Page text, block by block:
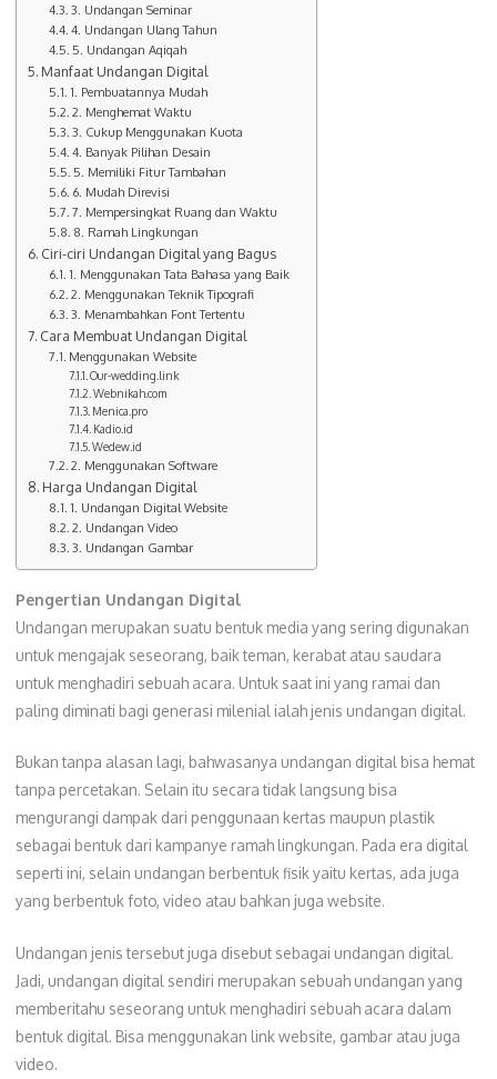
3. Undangan Seminar
4. Undangan Ulang Tahun
5. Undangan Aqiqah
Manfaat Undangan Digital
1. Pembuatannya Mudah
2. Menghemat Waktu
3. Cukup Menggunakan Kuota
4. Banyak Pilihan Desain
5. Memiliki Fitur Tambahan
6. Mudah Direvisi
7. Mempersingkat Ruang dan Waktu
8. Ramah Lingkungan
Ciri-ciri Undangan Digital yang Bagus
1. Menggunakan Tata Bahasa yang Baik
2. Menggunakan Teknik Tipografi
3. Menambahkan Font Tertentu
Cara Membuat Undangan Digital
Menggunakan Website
Our-wedding.link
Webnikah.com
Menica.pro
Kadio.id
Wedew.id
2. Menggunakan Software
Harga Undangan Digital
1. Undangan Digital Website
2. Undangan Video
3. Undangan Gambar
Pengertian Undangan Digital
Undangan merupakan suatu bentuk media yang sering digunakan
untuk mengajak seseorang, baik teman, kerabat atau saudara
untuk menghadiri sebuah acara. Untuk saat ini yang ramai dan
paling diminati bagi generasi milenial ialah jenis undangan digital.
Bukan tanpa alasan lagi, bahwasanya undangan digital bisa hemat
tanpa percetakan. Selain itu secara tidak langsung bisa
mengurangi dampak dari penggunaan kertas maupun plastik
sebagai bentuk dari kampanye ramah lingkungan. Pada era digital
seperti ini, selain undangan berbentuk fisik yaitu kertas, ada juga
yang berbentuk foto, video atau bahkan juga website.
Undangan jenis tersebut juga disebut sebagai undangan digital.
Jadi, undangan digital sendiri merupakan sebuah undangan yang
memberitahu seseorang untuk menghadiri sebuah acara dalam
bentuk digital. Bisa menggunakan link website, gambar atau juga
video.